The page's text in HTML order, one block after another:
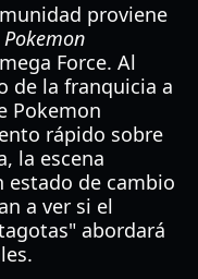
proviene
Pokemon
Force. Al
de la franquicia a
Pokemon
rápido sobre
la escena
estado de cambio
a ver si el
abordará